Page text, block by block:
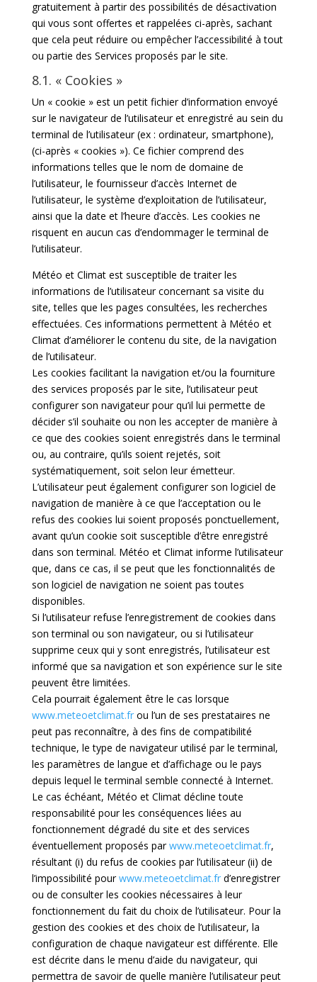
gratuitement à partir des possibilités de désactivation
qui vous sont offertes et rappelées ci-après, sachant
que cela peut réduire ou empêcher l’accessibilité à tout
ou partie des Services proposés par le site.
8.1. « Cookies »
Un « cookie » est un petit fichier d’information envoyé
sur le navigateur de l’utilisateur et enregistré au sein du
terminal de l’utilisateur (ex : ordinateur, smartphone),
(ci-après « cookies »). Ce fichier comprend des
informations telles que le nom de domaine de
l’utilisateur, le fournisseur d’accès Internet de
l’utilisateur, le système d’exploitation de l’utilisateur,
ainsi que la date et l’heure d’accès. Les cookies ne
risquent en aucun cas d’endommager le terminal de
l’utilisateur.
Météo et Climat est susceptible de traiter les
informations de l’utilisateur concernant sa visite du
site, telles que les pages consultées, les recherches
effectuées. Ces informations permettent à Météo et
Climat d’améliorer le contenu du site, de la navigation
de l’utilisateur.
Les cookies facilitant la navigation et/ou la fourniture
des services proposés par le site, l’utilisateur peut
configurer son navigateur pour qu’il lui permette de
décider s’il souhaite ou non les accepter de manière à
ce que des cookies soient enregistrés dans le terminal
ou, au contraire, qu’ils soient rejetés, soit
systématiquement, soit selon leur émetteur.
L’utilisateur peut également configurer son logiciel de
navigation de manière à ce que l’acceptation ou le
refus des cookies lui soient proposés ponctuellement,
avant qu’un cookie soit susceptible d’être enregistré
dans son terminal. Météo et Climat informe l’utilisateur
que, dans ce cas, il se peut que les fonctionnalités de
son logiciel de navigation ne soient pas toutes
disponibles.
Si l’utilisateur refuse l’enregistrement de cookies dans
son terminal ou son navigateur, ou si l’utilisateur
supprime ceux qui y sont enregistrés, l’utilisateur est
informé que sa navigation et son expérience sur le site
peuvent être limitées.
Cela pourrait également être le cas lorsque
www.meteoetclimat.frou l’un de ses prestataires ne
peut pas reconnaître, à des fins de compatibilité
technique, le type de navigateur utilisé par le terminal,
les paramètres de langue et d’affichage ou le pays
depuis lequel le terminal semble connecté à Internet.
Le cas échéant, Météo et Climat décline toute
responsabilité pour les conséquences liées au
fonctionnement dégradé du site et des services
éventuellement proposés parwww.meteoetclimat.fr,
résultant (i) du refus de cookies par l’utilisateur (ii) de
l’impossibilité pourwww.meteoetclimat.frd’enregistrer
ou de consulter les cookies nécessaires à leur
fonctionnement du fait du choix de l’utilisateur. Pour la
gestion des cookies et des choix de l’utilisateur, la
configuration de chaque navigateur est différente. Elle
est décrite dans le menu d’aide du navigateur, qui
permettra de savoir de quelle manière l’utilisateur peut